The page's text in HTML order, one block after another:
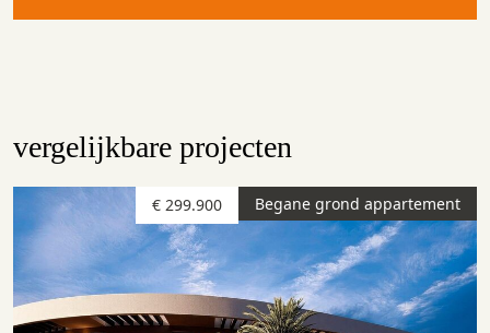
vergelijkbare projecten
Begane grond appartement
€ 299.900